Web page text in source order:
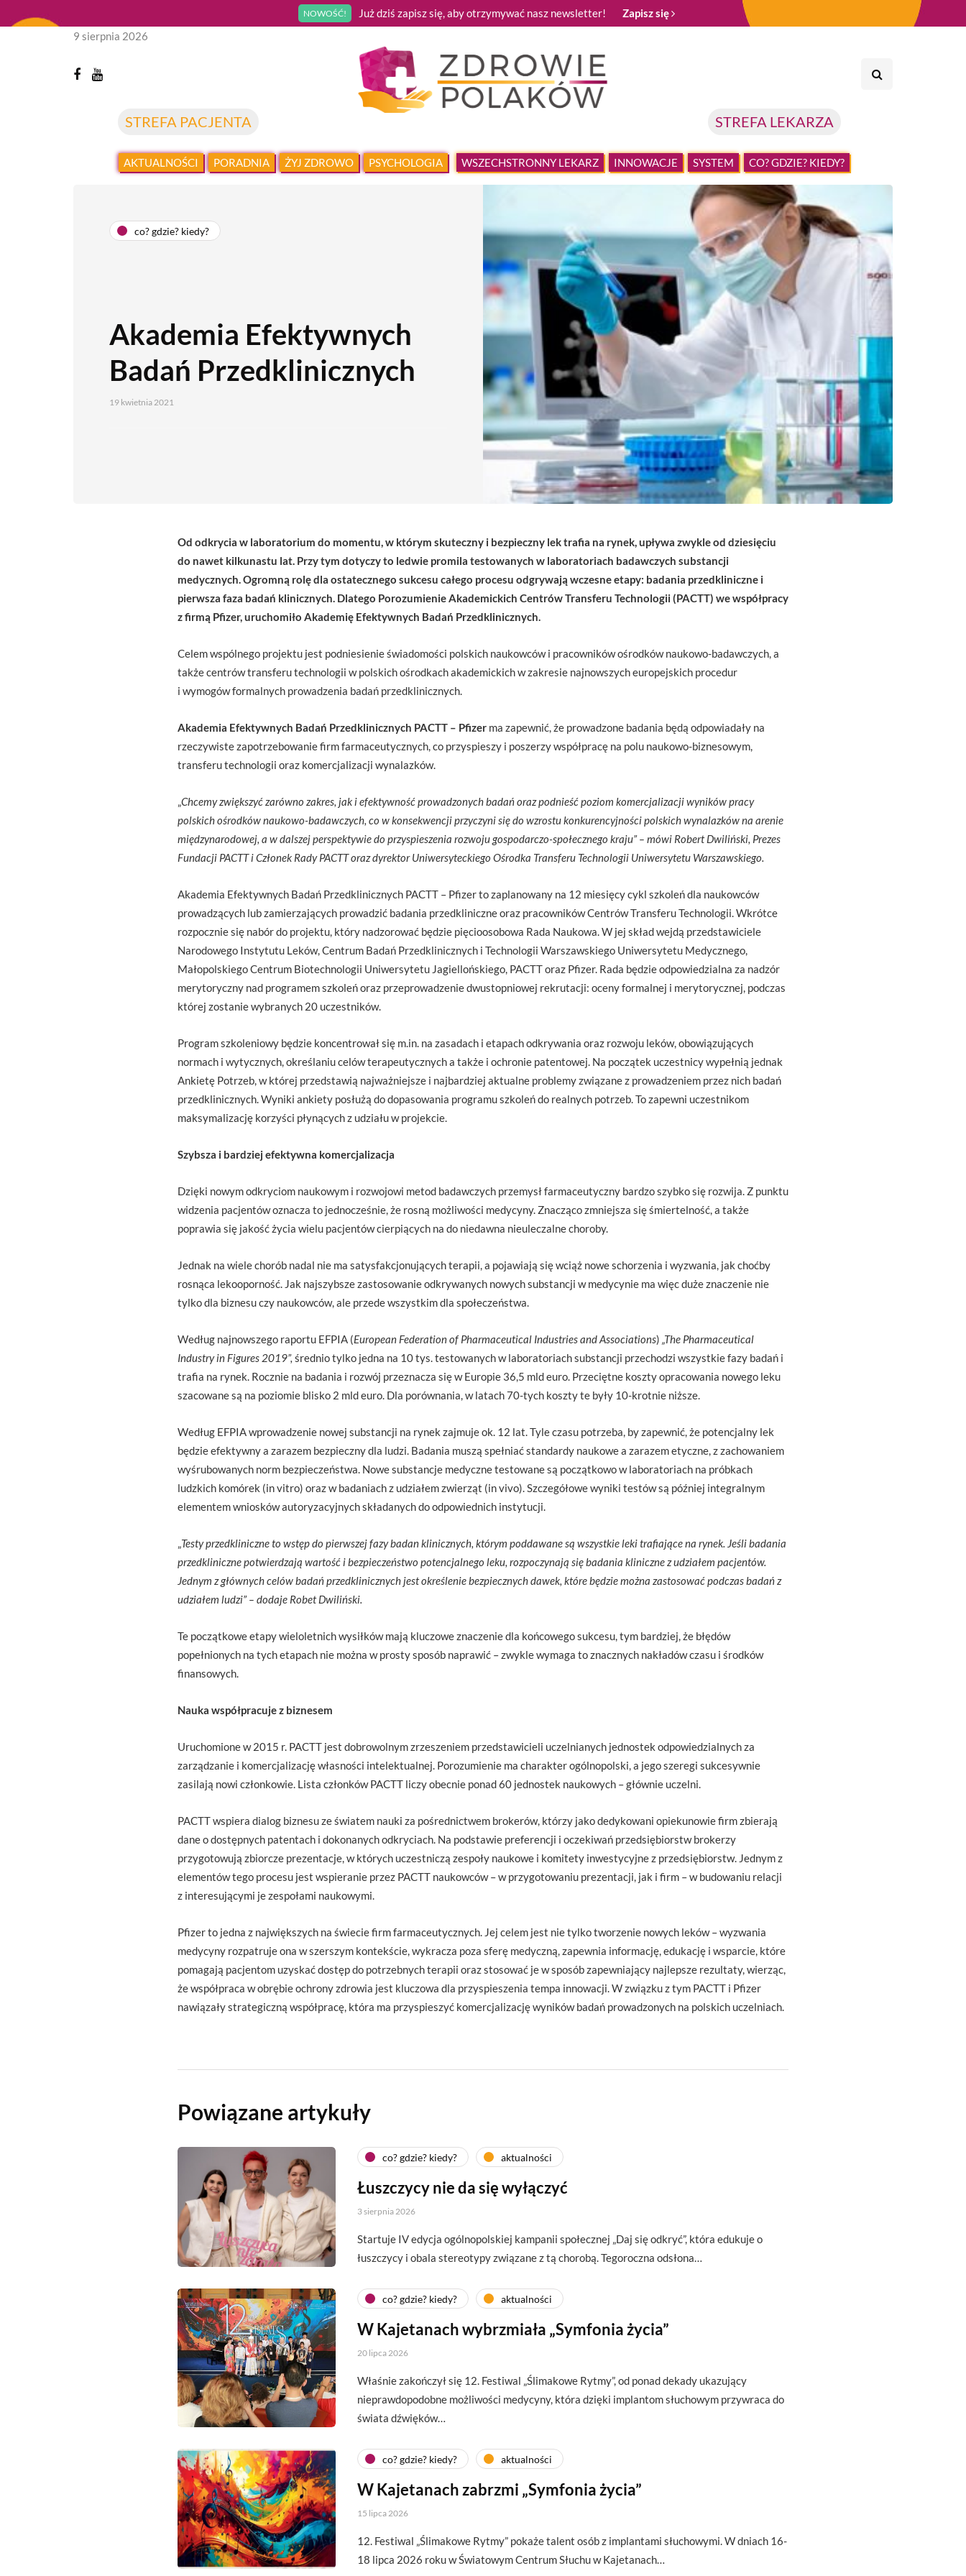
NOWOŚĆ! Już dziś zapisz się, aby otrzymywać nasz newsletter! Zapisz się
STREFA PACJENTA STREFA LEKARZA
9 sierpnia 2026
AKTUALNOŚCI PORADNIA ŻYJ ZDROWO PSYCHOLOGIA WSZECHSTRONNY LEKARZ INNOWACJE SYSTEM CO? GDZIE? KIEDY?
co? gdzie? kiedy?
Akademia Efektywnych
Badań Przedklinicznych
19 kwietnia 2021
Od odkrycia w laboratorium do momentu, w którym skuteczny i bezpieczny lek trafia na rynek, upływa zwykle od dziesięciu
do nawet kilkunastu lat. Przy tym dotyczy to ledwie promila testowanych w laboratoriach badawczych substancji
medycznych. Ogromną rolę dla ostatecznego sukcesu całego procesu odgrywają wczesne etapy: badania przedkliniczne i
pierwsza faza badań klinicznych. Dlatego Porozumienie Akademickich Centrów Transferu Technologii (PACTT) we współpracy
z firmą Pfizer, uruchomiło Akademię Efektywnych Badań Przedklinicznych.
Celem wspólnego projektu jest podniesienie świadomości polskich naukowców i pracowników ośrodków naukowo-badawczych, a
także centrów transferu technologii w polskich ośrodkach akademickich w zakresie najnowszych europejskich procedur
i wymogów formalnych prowadzenia badań przedklinicznych.
Akademia Efektywnych Badań Przedklinicznych PACTT – Pfizer ma zapewnić, że prowadzone badania będą odpowiadały na
rzeczywiste zapotrzebowanie firm farmaceutycznych, co przyspieszy i poszerzy współpracę na polu naukowo-biznesowym,
transferu technologii oraz komercjalizacji wynalazków.
„Chcemy zwiększyć zarówno zakres, jak i efektywność prowadzonych badań oraz podnieść poziom komercjalizacji wyników pracy
polskich ośrodków naukowo-badawczych, co w konsekwencji przyczyni się do wzrostu konkurencyjności polskich wynalazków na arenie
międzynarodowej, a w dalszej perspektywie do przyspieszenia rozwoju gospodarczo-społecznego kraju”– mówi Robert Dwiliński, Prezes
Fundacji PACTT i Członek Rady PACTT oraz dyrektor Uniwersyteckiego Ośrodka Transferu Technologii Uniwersytetu Warszawskiego.
Akademia Efektywnych Badań Przedklinicznych PACTT – Pfizer to zaplanowany na 12 miesięcy cykl szkoleń dla naukowców
prowadzących lub zamierzających prowadzić badania przedkliniczne oraz pracowników Centrów Transferu Technologii. Wkrótce
rozpocznie się nabór do projektu, który nadzorować będzie pięcioosobowa Rada Naukowa. W jej skład wejdą przedstawiciele
Narodowego Instytutu Leków, Centrum Badań Przedklinicznych i Technologii Warszawskiego Uniwersytetu Medycznego,
Małopolskiego Centrum Biotechnologii Uniwersytetu Jagiellońskiego, PACTT oraz Pfizer. Rada będzie odpowiedzialna za nadzór
merytoryczny nad programem szkoleń oraz przeprowadzenie dwustopniowej rekrutacji: oceny formalnej i merytorycznej, podczas
której zostanie wybranych 20 uczestników.
Program szkoleniowy będzie koncentrował się m.in. na zasadach i etapach odkrywania oraz rozwoju leków, obowiązujących
normach i wytycznych, określaniu celów terapeutycznych a także i ochronie patentowej. Na początek uczestnicy wypełnią jednak
Ankietę Potrzeb, w której przedstawią najważniejsze i najbardziej aktualne problemy związane z prowadzeniem przez nich badań
przedklinicznych. Wyniki ankiety posłużą do dopasowania programu szkoleń do realnych potrzeb. To zapewni uczestnikom
maksymalizację korzyści płynących z udziału w projekcie.
Szybsza i bardziej efektywna komercjalizacja
Dzięki nowym odkryciom naukowym i rozwojowi metod badawczych przemysł farmaceutyczny bardzo szybko się rozwija. Z punktu
widzenia pacjentów oznacza to jednocześnie, że rosną możliwości medycyny. Znacząco zmniejsza się śmiertelność, a także
poprawia się jakość życia wielu pacjentów cierpiących na do niedawna nieuleczalne choroby.
Jednak na wiele chorób nadal nie ma satysfakcjonujących terapii, a pojawiają się wciąż nowe schorzenia i wyzwania, jak choćby
rosnąca lekooporność. Jak najszybsze zastosowanie odkrywanych nowych substancji w medycynie ma więc duże znaczenie nie
tylko dla biznesu czy naukowców, ale przede wszystkim dla społeczeństwa.
Według najnowszego raportu EFPIA (European Federation of Pharmaceutical Industries and Associations) „The Pharmaceutical
Industry in Figures 2019”, średnio tylko jedna na 10 tys. testowanych w laboratoriach substancji przechodzi wszystkie fazy badań i
trafia na rynek. Rocznie na badania i rozwój przeznacza się w Europie 36,5 mld euro. Przeciętne koszty opracowania nowego leku
szacowane są na poziomie blisko 2 mld euro. Dla porównania, w latach 70-tych koszty te były 10-krotnie niższe.
Według EFPIA wprowadzenie nowej substancji na rynek zajmuje ok. 12 lat. Tyle czasu potrzeba, by zapewnić, że potencjalny lek
będzie efektywny a zarazem bezpieczny dla ludzi. Badania muszą spełniać standardy naukowe a zarazem etyczne, z zachowaniem
wyśrubowanych norm bezpieczeństwa. Nowe substancje medyczne testowane są początkowo w laboratoriach na próbkach
ludzkich komórek (in vitro) oraz w badaniach z udziałem zwierząt (in vivo). Szczegółowe wyniki testów są później integralnym
elementem wniosków autoryzacyjnych składanych do odpowiednich instytucji.
„Testy przedkliniczne to wstęp do pierwszej fazy badan klinicznych, którym poddawane są wszystkie leki trafiające na rynek. Jeśli badania
przedkliniczne potwierdzają wartość i bezpieczeństwo potencjalnego leku, rozpoczynają się badania kliniczne z udziałem pacjentów.
Jednym z głównych celów badań przedklinicznych jest określenie bezpiecznych dawek, które będzie można zastosować podczas badań z
udziałem ludzi”– dodaje Robet Dwiliński.
Te początkowe etapy wieloletnich wysiłków mają kluczowe znaczenie dla końcowego sukcesu, tym bardziej, że błędów
popełnionych na tych etapach nie można w prosty sposób naprawić – zwykle wymaga to znacznych nakładów czasu i środków
finansowych.
Nauka współpracuje z biznesem
Uruchomione w 2015 r. PACTT jest dobrowolnym zrzeszeniem przedstawicieli uczelnianych jednostek odpowiedzialnych za
zarządzanie i komercjalizację własności intelektualnej. Porozumienie ma charakter ogólnopolski, a jego szeregi sukcesywnie
zasilają nowi członkowie. Lista członków PACTT liczy obecnie ponad 60 jednostek naukowych – głównie uczelni.
PACTT wspiera dialog biznesu ze światem nauki za pośrednictwem brokerów, którzy jako dedykowani opiekunowie firm zbierają
dane o dostępnych patentach i dokonanych odkryciach. Na podstawie preferencji i oczekiwań przedsiębiorstw brokerzy
przygotowują zbiorcze prezentacje, w których uczestniczą zespoły naukowe i komitety inwestycyjne z przedsiębiorstw. Jednym z
elementów tego procesu jest wspieranie przez PACTT naukowców – w przygotowaniu prezentacji, jak i firm – w budowaniu relacji
z interesującymi je zespołami naukowymi.
Pfizer to jedna z największych na świecie firm farmaceutycznych. Jej celem jest nie tylko tworzenie nowych leków – wyzwania
medycyny rozpatruje ona w szerszym kontekście, wykracza poza sferę medyczną, zapewnia informację, edukację i wsparcie, które
pomagają pacjentom uzyskać dostęp do potrzebnych terapii oraz stosować je w sposób zapewniający najlepsze rezultaty, wierząc,
że współpraca w obrębie ochrony zdrowia jest kluczowa dla przyspieszenia tempa innowacji. W związku z tym PACTT i Pfizer
nawiązały strategiczną współpracę, która ma przyspieszyć komercjalizację wyników badań prowadzonych na polskich uczelniach.
Powiązane artykuły
co? gdzie? kiedy? aktualności
Łuszczycy nie da się wyłączyć
3 sierpnia 2026
Startuje IV edycja ogólnopolskiej kampanii społecznej „Daj się odkryć”, która edukuje o
łuszczycy i obala stereotypy związane z tą chorobą. Tegoroczna odsłona…
co? gdzie? kiedy? aktualności
W Kajetanach wybrzmiała „Symfonia życia”
20 lipca 2026
Właśnie zakończył się 12. Festiwal „Ślimakowe Rytmy”, od ponad dekady ukazujący
nieprawdopodobne możliwości medycyny, która dzięki implantom słuchowym przywraca do
świata dźwięków…
co? gdzie? kiedy? aktualności
W Kajetanach zabrzmi „Symfonia życia”
15 lipca 2026
12. Festiwal „Ślimakowe Rytmy” pokaże talent osób z implantami słuchowymi. W dniach 16-
18 lipca 2026 roku w Światowym Centrum Słuchu w Kajetanach…